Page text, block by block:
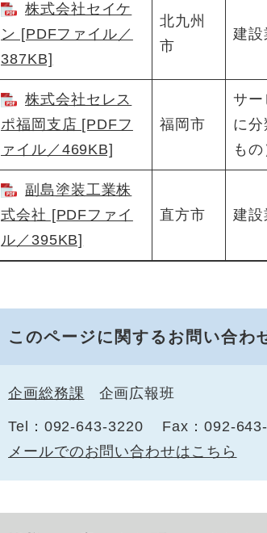
株式会社セイケ
ン [PDFファイル／
387KB]
​北九州
市
建設
株式会社セレス
ポ福岡支店 [PDFフ
ァイル／469KB]
​福岡市
サー
に分
もの
副島塗装工業株
式会社 [PDFファイ
ル／395KB]
直方市 建設
このページに関するお問い合わ
企画総務課 企画広報班
Tel：092-643-3220
Fax：092-
メールでのお問い合わせはこちら